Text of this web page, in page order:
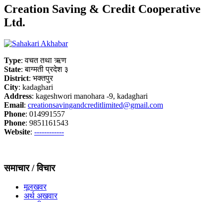
Creation Saving & Credit Cooperative
Ltd.
Type: वचत तथा ऋण
State: बाग्मती प्रदेश ३
District: भक्तपुर
City: kadaghari
Address: kageshwori manohara -9, kadaghari
Email: creationsavingandcreditlimited@gmail.com
Phone: 014991557
Phone: 9851161543
Website: ------------
समाचार / विचार
मूलखवर
अर्थ अखवार